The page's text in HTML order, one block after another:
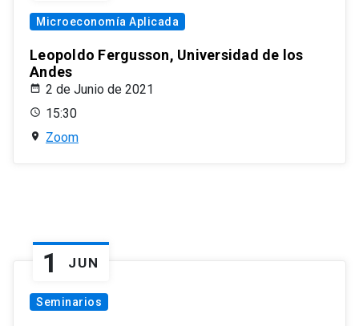
Microeconomía Aplicada
Leopoldo Fergusson, Universidad de los
Andes
2 de Junio de 2021
15:30
Zoom
1 JUN
Seminarios